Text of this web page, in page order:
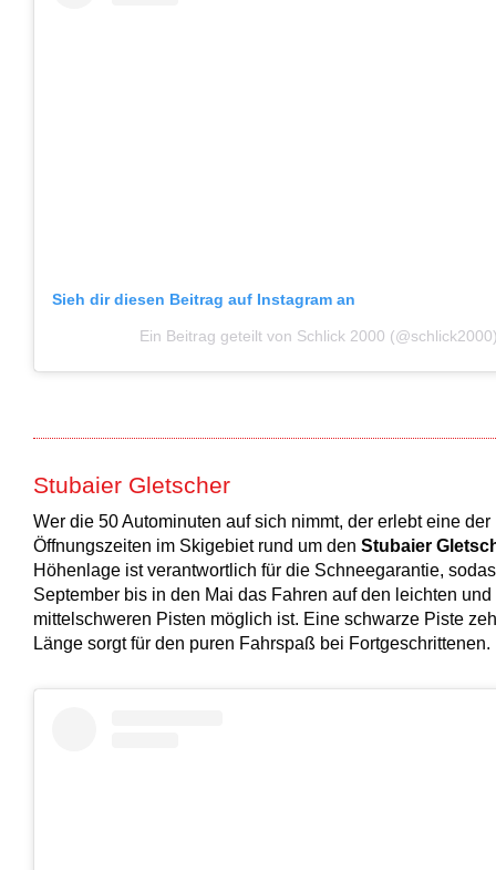
Sieh dir diesen Beitrag auf Instagram an
Ein Beitrag geteilt von Schlick 2000
Stubaier Gletscher
Wer die 50 Autominuten auf sich nimmt, der erlebt eine der
Öffnungszeiten im Skigebiet rund um den Stubaier
Höhenlage ist verantwortlich für die Schneegarantie,
September bis in den Mai das Fahren auf den leichten und
mittelschweren Pisten möglich ist. Eine schwarze Piste
Länge sorgt für den puren Fahrspaß bei Fortgeschrittenen.